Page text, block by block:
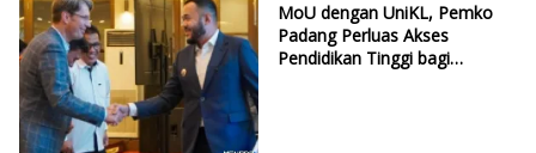
MoU dengan UniKL, Pemko
Padang Perluas Akses
Pendidikan Tinggi bagi